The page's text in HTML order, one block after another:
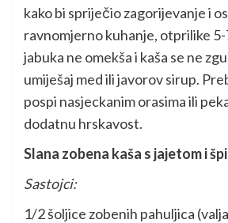
kako bi spriječio zagorijevanje i
ravnomjerno kuhanje, otprilike
jabuka ne omekša i kaša se ne
umiješaj med ili javorov sirup.
pospi nasjeckanim orasima ili
dodatnu hrskavost.
Slana zobena kaša s jajetom i
Sastojci:
1/2 šoljice zobenih pahuljica